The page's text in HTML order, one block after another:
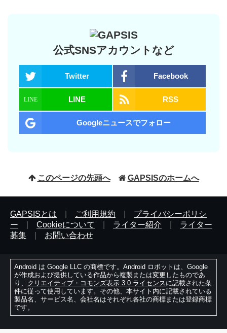
公式SNSアカウントなど
Twitter Facebook
LINE RSS
Googleニュースでフォロー
このページの先頭へ GAPSISのホームへ
GAPSISとは ご利用規約
プライバシーポリシ
ー
Cookieについて ライター紹介
ライター
募集
お問い合わせ
Android は Google LLC の商標です。Android ロボットは、Google
が作成および提供している作品から複製または変更したものであ
り、 クリエイティブ・コモンズ表示 3.0 ライセンスに記載された条
件に従って使用しています。その他、本サイト内に記載されている
製品名、サービス名、会社名はそれぞれ各社の商標または登録商標
です。